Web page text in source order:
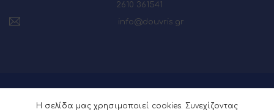
2610 361541
info@douvris.gr
Η σελίδα μας χρησιμοποιεί cookies. Συνεχίζοντας